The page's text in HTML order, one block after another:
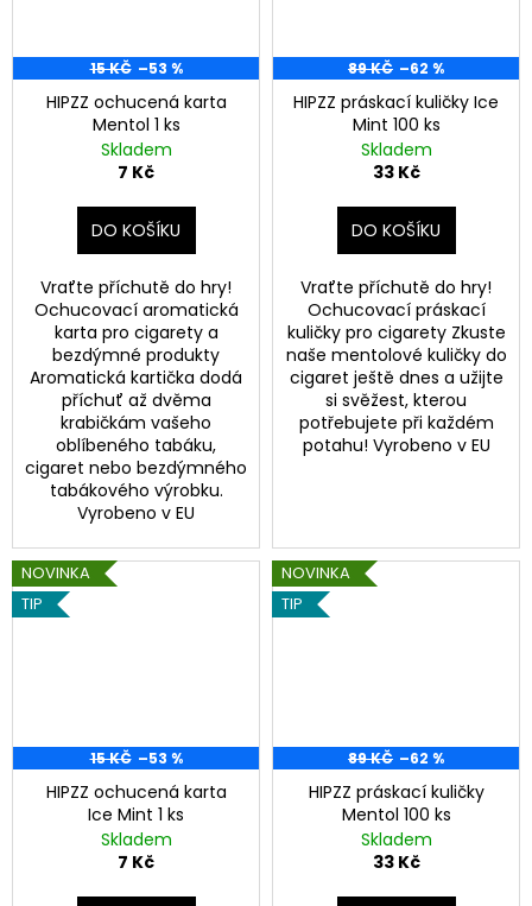
a 15 KČ –53 %
HIPZZ ochucená karta
Mentol 1 ks
Skladem
7 Kč
DO KOŠÍKU
Vraťte příchutě do hry!
Ochucovací aromatická
karta pro cigarety a
bezdýmné produkty
Aromatická kartička dodá
příchuť až dvěma
krabičkám vašeho
oblíbeného tabáku,
cigaret nebo bezdýmného
tabákového výrobku.
Vyrobeno v EU
89 KČ –62 %
HIPZZ práskací kuličky Ice
Mint 100 ks
Skladem
33 Kč
DO KOŠÍKU
Vraťte příchutě do hry!
Ochucovací práskací
kuličky pro cigarety Zkuste
naše mentolové kuličky do
cigaret ještě dnes a užijte
si svěžest, kterou
potřebujete při každém
potahu! Vyrobeno v EU
NOVINKA
TIP
15 KČ –53 %
HIPZZ ochucená karta
Ice Mint 1 ks
Skladem
7 Kč
NOVINKA
TIP
89 KČ –62 %
HIPZZ práskací kuličky
Mentol 100 ks
Skladem
33 Kč
j
í